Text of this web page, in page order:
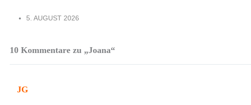
5. AUGUST 2026
10 Kommentare zu „Joana“
JG